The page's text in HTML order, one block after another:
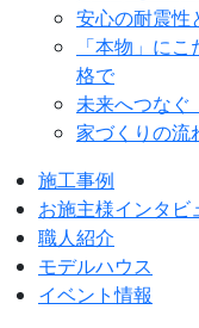
安心の耐震性
「本物」に
格で
未来へつなぐ
家づくりの流
施工事例
お施主様インタビ
職人紹介
モデルハウス
イベント情報